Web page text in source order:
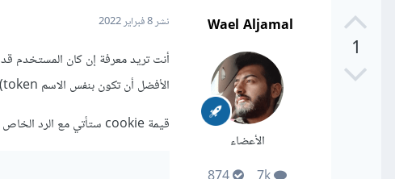
1
Wael Aljamal
الأعضاء
نشر8 فبراير 2022
الأفضل أن تكون بنفس الاسم token) *عدلها في المخدم*.
قيمة cookie ستأتي مع الرد الخاص بالمخدم، بهذه الحالة عليك تخزينها ضمن متغير عام (مثل المتغير User)